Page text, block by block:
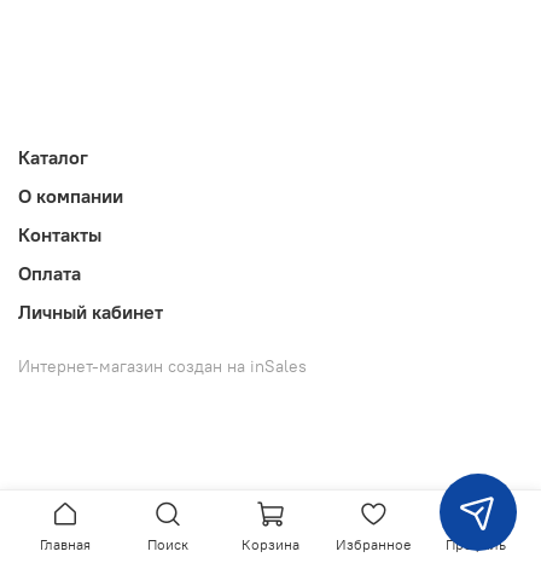
Каталог
О компании
Контакты
Оплата
Личный кабинет
Интернет-магазин создан на inSales
Главная Поиск Корзина Избранное Профиль